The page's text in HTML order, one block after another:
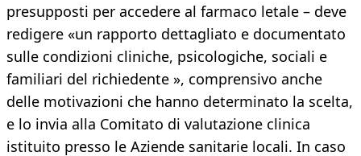
presupposti per accedere al farmaco letale – deve
redigere «un rapporto dettagliato e documentato
sulle condizioni cliniche, psicologiche, sociali e
familiari del richiedente », comprensivo anche
delle motivazioni che hanno determinato la scelta,
e lo invia alla Comitato di valutazione clinica
istituito presso le Aziende sanitarie locali. In caso